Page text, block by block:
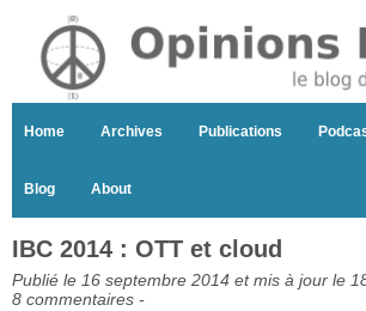
Home Archives Publications
Blog About
IBC 2014 : OTT et cloud
Publié le 16 septembre 2014 et mis à jour le
8 commentaires -